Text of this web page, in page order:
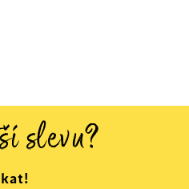
slevu?